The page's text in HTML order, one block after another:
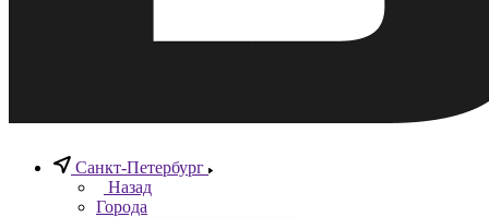
Санкт-Петербург
Назад
Города